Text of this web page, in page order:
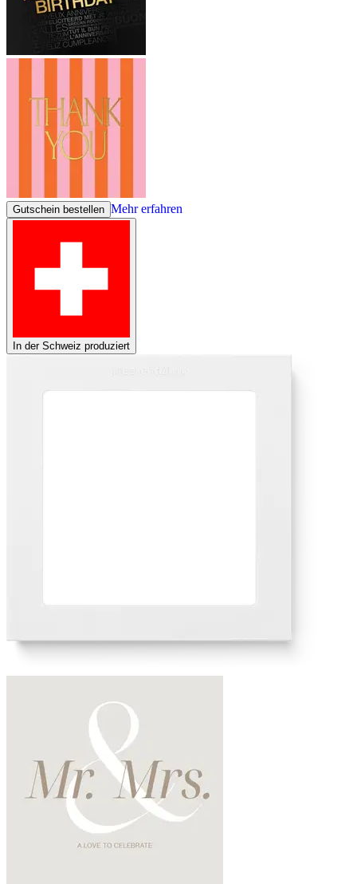
Gutschein bestellen Mehr erfahren
In der Schweiz produziert